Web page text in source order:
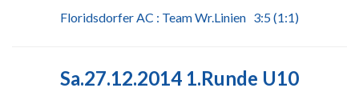
Floridsdorfer AC : Team Wr.Linien 3:5 (1:1)
Sa.27.12.2014 1.Runde U10